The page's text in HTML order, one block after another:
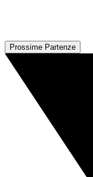
Prossime Partenze